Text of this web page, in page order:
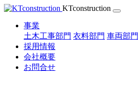
Skip
content
KTconstruction
事業
土木工事部門 衣料部門 車両部門
採用情報
会社概要
お問合せ